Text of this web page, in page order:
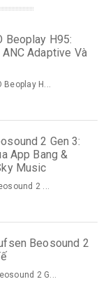
Beoplay H95:
Adaptive Và
Beoplay H...
2 Gen 3:
App Bang &
Music
2 ...
Beosound 2
2 G...